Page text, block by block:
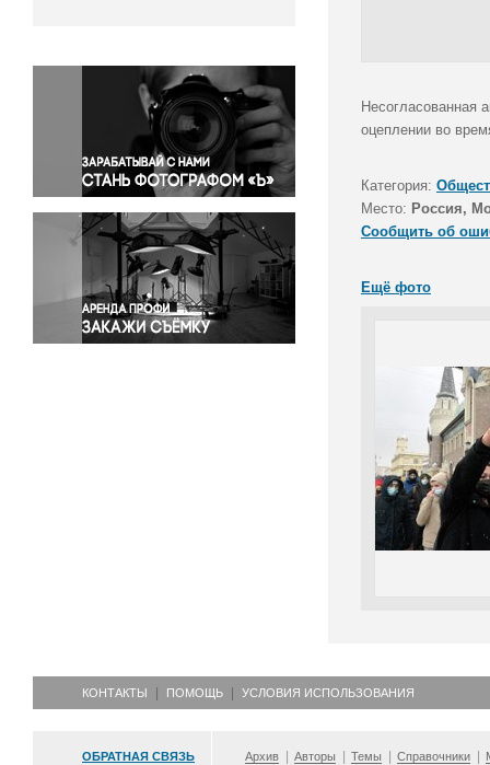
Окружающая среда
Политика
Правосудие
Происшествия и конфликты
Религия
Светская жизнь
Спорт
Экология
Экономика и бизнес
Несогласованная
оцеплении во
Категория:
Место: Россия,
Сообщить об
Ещё фото
КОНТАКТЫ ПОМОЩЬ УСЛОВИЯ ИСПОЛЬЗОВАНИЯ
ОБРАТНАЯ СВЯЗЬ Архив Авторы Темы Справочники